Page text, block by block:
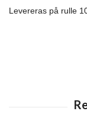
Levereras på rulle